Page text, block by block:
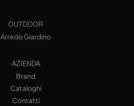
OUTDOOR
Arredo Giardino
AZIENDA
Brand
Cataloghi
Contatti